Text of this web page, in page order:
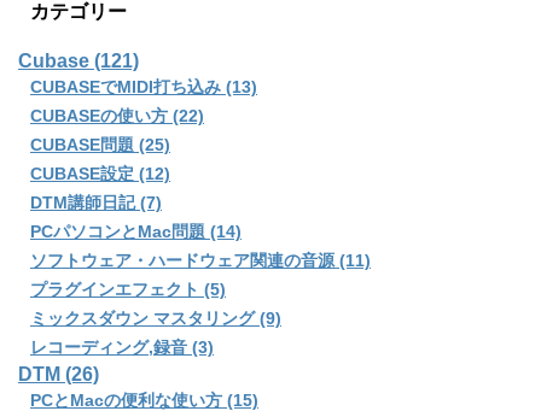
カテゴリー
Cubase (121)
CUBASEでMIDI打ち込み (13)
CUBASEの使い方 (22)
CUBASE問題 (25)
CUBASE設定 (12)
DTM講師日記 (7)
PCパソコンとMac問題 (14)
ソフトウェア・ハードウェア関連の音源 (11)
プラグインエフェクト (5)
ミックスダウン マスタリング (9)
レコーディング,録音 (3)
DTM (26)
PCとMacの便利な使い方 (15)